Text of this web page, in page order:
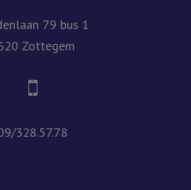
79 bus 1
Zottegem
328.57.78